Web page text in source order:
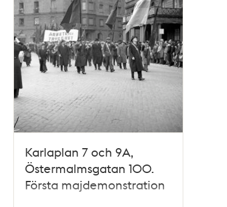
Karlaplan 7 och 9A,
Östermalmsgatan 100.
Första majdemonstration